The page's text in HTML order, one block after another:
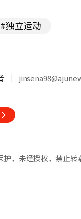
#独立运动
护，未经授权，禁止转